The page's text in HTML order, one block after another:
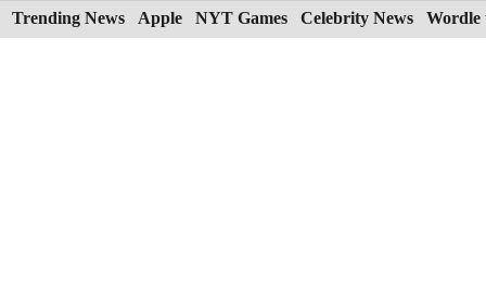
Skip
to
Trending News Apple NYT Games Celebrity News Wordle